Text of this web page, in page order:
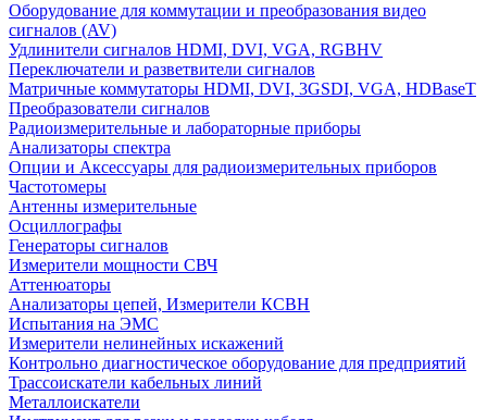
Оборудование для коммутации и преобразования видео
сигналов (AV)
Удлинители сигналов HDMI, DVI, VGA, RGBHV
Переключатели и разветвители сигналов
Матричные коммутаторы HDMI, DVI, 3GSDI, VGA, HDBaseT
Преобразователи сигналов
Радиоизмерительные и лабораторные приборы
Анализаторы спектра
Опции и Аксессуары для радиоизмерительных приборов
Частотомеры
Антенны измерительные
Осциллографы
Генераторы сигналов
Измерители мощности СВЧ
Аттенюаторы
Анализаторы цепей, Измерители КСВН
Испытания на ЭМС
Измерители нелинейных искажений
Контрольно диагностическое оборудование для предприятий
Трассоискатели кабельных линий
Металлоискатели